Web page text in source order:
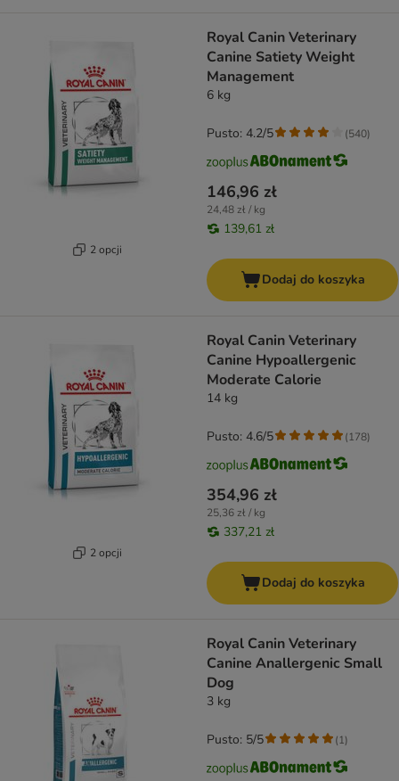
2 opcji
Royal Canin Veterinary
Canine Satiety Weight
Management
6 kg
146,96 zł
24,48 zł / kg
139,61 zł
Pusto: 4.2/5 (540)
Dodaj do koszyka
2 opcji
Royal Canin Veterinary
Canine Hypoallergenic
Moderate Calorie
14 kg
354,96 zł
25,36 zł / kg
337,21 zł
Pusto: 4.6/5 (178)
Dodaj do koszyka
Royal Canin Veterinary
Canine Anallergenic Small
Dog
3 kg
Pusto: 5/5 (1)